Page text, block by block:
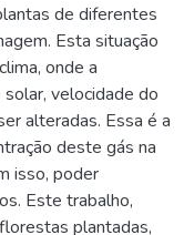
de diferentes
Esta situação
onde a
velocidade do
alteradas. Essa é a
deste gás na
isso, poder
Este trabalho,
plantadas,